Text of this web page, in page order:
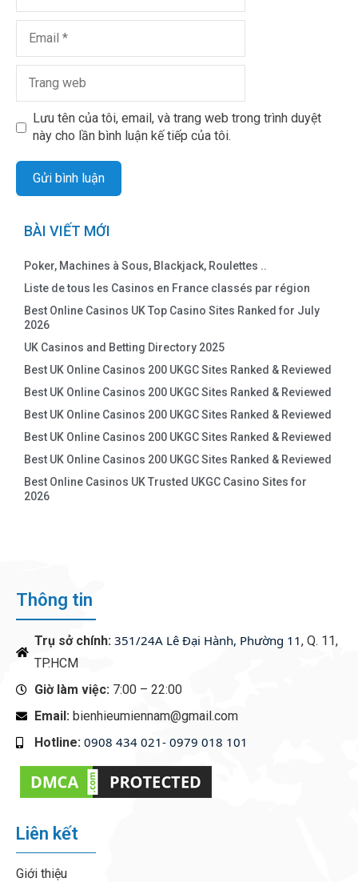
Lưu tên của tôi, email, và trang web trong trình duyệt
này cho lần bình luận kế tiếp của tôi.
BÀI VIẾT MỚI
Poker, Machines à Sous, Blackjack, Roulettes ..
Liste de tous les Casinos en France classés par région
Best Online Casinos UK Top Casino Sites Ranked for July
2026
UK Casinos and Betting Directory 2025
Best UK Online Casinos 200 UKGC Sites Ranked & Reviewed
Best UK Online Casinos 200 UKGC Sites Ranked & Reviewed
Best UK Online Casinos 200 UKGC Sites Ranked & Reviewed
Best UK Online Casinos 200 UKGC Sites Ranked & Reviewed
Best UK Online Casinos 200 UKGC Sites Ranked & Reviewed
Best Online Casinos UK Trusted UKGC Casino Sites for
2026
Thông tin
Trụ sở chính: 351/24A Lê Đại Hành, Phường 11, Q. 11,
TP.HCM
Giờ làm việc: 7:00 – 22:00
Email: bienhieumiennam@gmail.com
Hotline: 0908 434 021- 0979 018 101
Liên kết
Giới thiệu